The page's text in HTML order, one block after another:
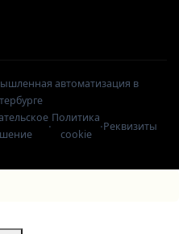
автоматизация в
·
Политика
cookie
·Реквизиты